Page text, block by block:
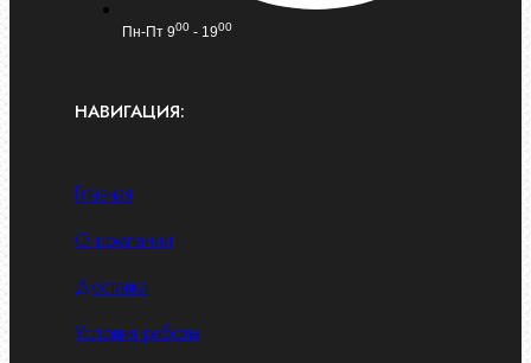
Пн-Пт 900 - 1900
НАВИГАЦИЯ:
Главная
О компании
Доставка
Условия работы